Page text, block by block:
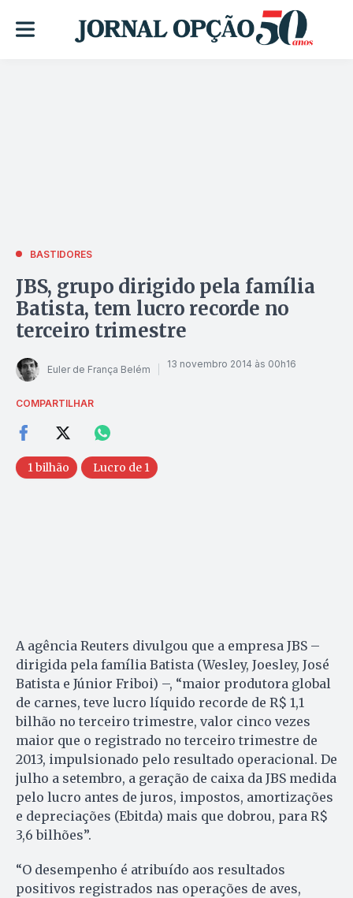
BASTIDORES
JBS, grupo dirigido pela família
Batista, tem lucro recorde no
terceiro trimestre
Euler de França Belém 13 novembro 2014 às 00h16
COMPARTILHAR
1 bilhão Lucro de 1
A agência Reuters divulgou que a empresa JBS –
dirigida pela família Batista (Wesley, Joesley, José
Batista e Júnior Friboi) –, “maior produtora global
de carnes, teve lucro líquido recorde de R$ 1,1
bilhão no terceiro trimestre, valor cinco vezes
maior que o registrado no terceiro trimestre de
2013, impulsionado pelo resultado operacional. De
julho a setembro, a geração de caixa da JBS medida
pelo lucro antes de juros, impostos, amortizações
e depreciações (Ebitda) mais que dobrou, para R$
3,6 bilhões”.
“O desempenho é atribuído aos resultados
positivos registrados nas operações de aves,